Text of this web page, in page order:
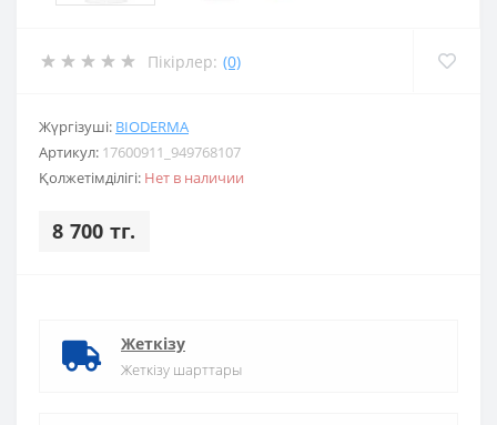
Пікірлер: (0)
Жүргізуші: BIODERMA
Артикул: 17600911_949768107
Қолжетімділігі: Нет в наличии
8 700 тг.
Жеткізу
Жеткізу шарттары